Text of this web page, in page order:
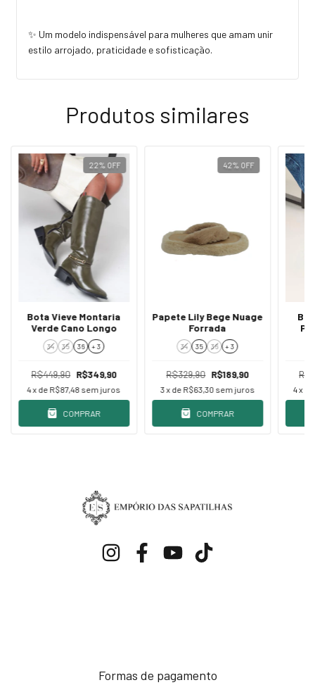
✨ Um modelo indispensável para mulheres que amam unir
estilo arrojado, praticidade e sofisticação.
Produtos similares
22% OFF
Bota Vieve Montaria
Verde Cano Longo
34 35 36 + 3
R$449,90 R$349,90
4x de R$87,48 sem juros
COMPRAR
42% OFF
Papete Lily Bege Nuage
Forrada
34 35 36 + 3
R$329,90 R$189,90
3x de R$63,30 sem juros
COMPRAR
4x
Formas de pagamento